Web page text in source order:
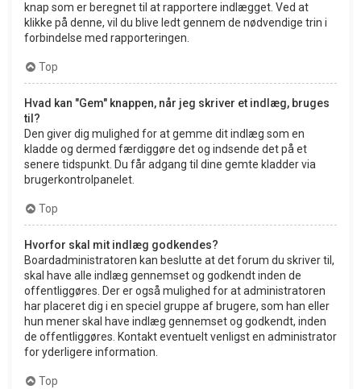
knap som er beregnet til at rapportere indlægget. Ved at
klikke på denne, vil du blive ledt gennem de nødvendige trin i
forbindelse med rapporteringen.
Top
Hvad kan "Gem" knappen, når jeg skriver et indlæg, bruges
til?
Den giver dig mulighed for at gemme dit indlæg som en
kladde og dermed færdiggøre det og indsende det på et
senere tidspunkt. Du får adgang til dine gemte kladder via
brugerkontrolpanelet.
Top
Hvorfor skal mit indlæg godkendes?
Boardadministratoren kan beslutte at det forum du skriver til,
skal have alle indlæg gennemset og godkendt inden de
offentliggøres. Der er også mulighed for at administratoren
har placeret dig i en speciel gruppe af brugere, som han eller
hun mener skal have indlæg gennemset og godkendt, inden
de offentliggøres. Kontakt eventuelt venligst en administrator
for yderligere information.
Top